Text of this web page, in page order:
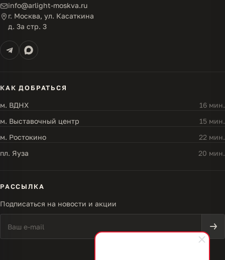
info@arlight-moskva.ru
г. Москва, ул. Касаткина
д. 3а стр. 3
КАК ДОБРАТЬСЯ
м. ВДНХ
16 мин.
м. Выставочный центр
15 мин.
м. Ростокино
22 мин.
пл. Яуза
20 мин.
РАССЫЛКА
Подписаться на новости и акции